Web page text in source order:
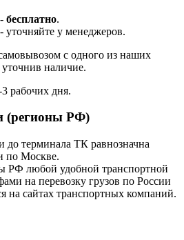
бесплатно.
у менеджеров.
с одного из наших
наличие.
рабочих дня.
(регионы РФ)
до терминала ТК равнозначна
по Москве.
РФ любой удобной транспортной
на перевозку грузов по России
на сайтах транспортных компаний.